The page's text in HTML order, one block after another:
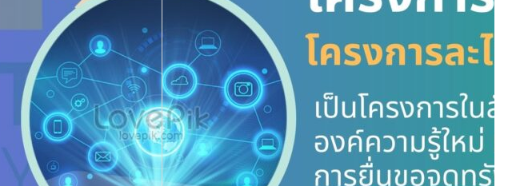
RECENT POSTS
ประกาศรับทุนอุดหนุนวิจัย ประจำปีงบประมาณ 2569
ประกาศรับทุนอุดหนุนวิจัย มุ่งเน้นตามยุทธศาสตร์
มหาวิทยาลัย
ประกาศรับทุนอุดหนุนวิจัย ประจำปีงบประมาณ 2568
เปิดรับข้อเสนอโครงการบริการวิชาการ ประจำปี 2567